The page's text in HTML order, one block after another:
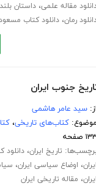
مقاله علمی،داستان
رمان،دانلود کتاب
جنوب ایران
از:سید عامر هاشمی
موضوع:کتاب‌های تاریخی،
صفحه
تاریخ ایران،دانلود
ایران، اوضاع سیاسی ایران،
ایران، مقاله تاریخی ایران